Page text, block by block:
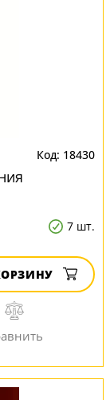
18430
7 шт.